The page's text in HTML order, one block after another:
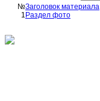
№Заголовок материала
1 Раздел фото